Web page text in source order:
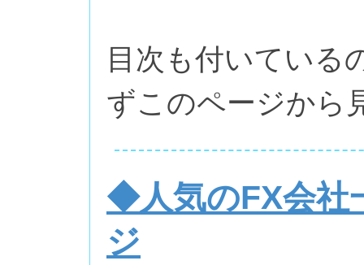
目次も付いている
ずこのページから
◆人気のFX会社
ジ